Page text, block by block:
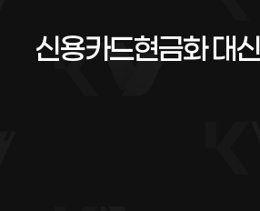
신용카드현금화 대